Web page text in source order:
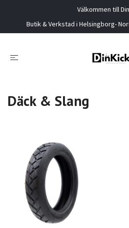
Välkommen till
Butik & Verkstad i Helsingborg-
Däck & Slang